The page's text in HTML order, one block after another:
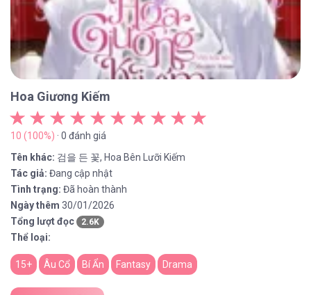
Hoa Giương Kiếm
10 (100%) · 0 đánh giá
Tên khác: 검을 든 꽃, Hoa Bên Lưỡi Kiếm
Tác giả: Đang cập nhật
Tình trạng: Đã hoàn thành
Ngày thêm 30/01/2026
Tổng lượt đọc
2.6K
Thể loại:
15+ Âu Cổ Bí Ẩn Fantasy Drama